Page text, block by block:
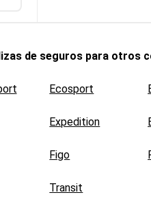
de seguros para otros
Ecosport
Expedition
Figo
Transit